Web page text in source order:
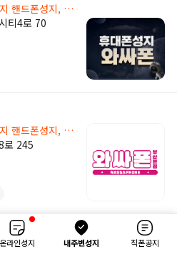
휴대폰 싸게 사는 법! 부산 명지 핸드폰성지, 와싸폰 부산명지오션점!🚨
티4로 70
휴대폰 싸게 사는 법! 부산 명지 핸드폰성지, 와싸폰 부산명지본점!🚨
로 245
온라인성지 내주변성지 직폰공지